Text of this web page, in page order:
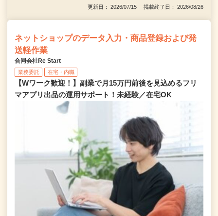
更新日： 2026/07/15 掲載終了日： 2026/08/26
ネットショップのデータ入力・商品登録および発
送軽作業
合同会社Re Start
業務委託 在宅・内職
【Wワーク歓迎！】副業で月15万円前後を見込めるフリ
マアプリ出品の運用サポート！未経験／在宅OK